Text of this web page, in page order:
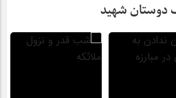
دوستان شهید